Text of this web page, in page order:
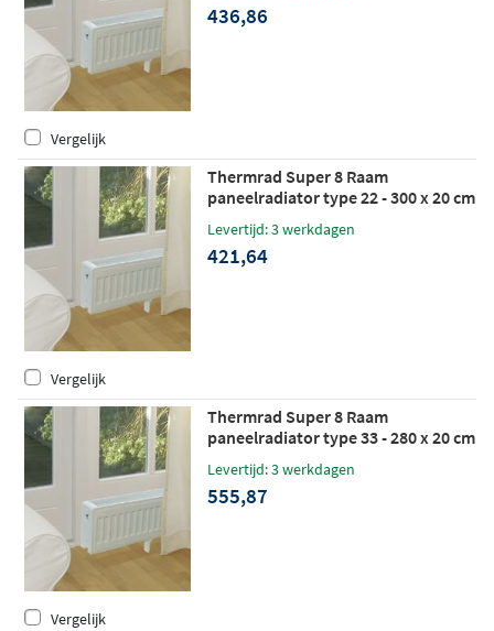
436,86
Vergelijk
Thermrad Super 8 Raam
paneelradiator type 22 - 300 x 20 cm
Levertijd: 3 werkdagen
421,64
Vergelijk
Thermrad Super 8 Raam
paneelradiator type 33 - 280 x 20 cm
Levertijd: 3 werkdagen
555,87
Vergelijk